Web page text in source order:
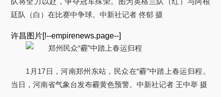
廷队（白）在比赛中争球。中新社记者 佟郁 摄
许昌图片[!--empirenews.page--]
1月17日，河南郑州东站，民众在“霾”中踏上春运归程。
当日，河南省气象台发布霾黄色预警。中新社记者 王中举 摄